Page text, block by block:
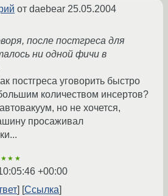
от daebear 25.05.2004
после постгреса для
ни одной фичи в
постгреса уговорить быстро
количеством инсертов?
но не хочется,
просаживал
+00:00
Ссылка